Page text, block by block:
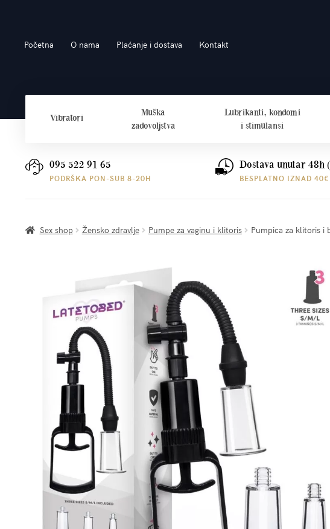
na
do
Početna O nama Plaćanje i dostava Kontakt
Vibratori
Muška
zadovoljstva
Lubrikanti, kondomi
i stimulansi
095 522 91 65
PODRŠKA PON-SUB 8-20H
Dostava unutar 48h
BESPLATNO IZNAD 40€
Sex shop Žensko zdravlje Pumpe za vaginu i klitoris Pumpica za klitoris i